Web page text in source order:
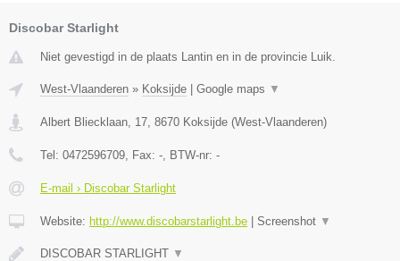
Discobar Starlight
Niet gevestigd in de plaats Lantin en in de provincie Luik.
West-Vlaanderen » Koksijde | Google maps ▼
Albert Bliecklaan, 17 8670 Koksijde (West-Vlaanderen)
Tel: 0472596709 , Fax: - , BTW-nr: -
E-mail › Discobar Starlight
Website: http://www.discobarstarlight.be | Screenshot ▼
DISCOBAR STARLIGHT ▼